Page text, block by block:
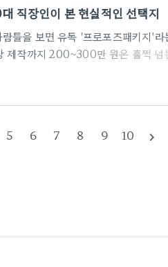
그에…
직장인이 본 현실적인 선택지
들을 보면 유독 '프로포즈패키지'
작까지 200~300만 원은 훌쩍 넘
아니라는 점입니다. 제 경우, 예전
의 피로도가 너무 높아서 분위기를
5 6 7 8 9 10 navigate_next